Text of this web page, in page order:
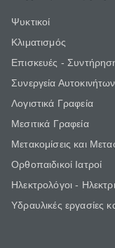
Ψυκτικοί
Κλιματισμός
Επισκευές -
Συνεργεία Αυτοκινήτων
Λογιστικά Γραφεία
Μεσιτικά Γραφεία
Μετακομίσεις και
Ορθοπαιδικοί Ιατροί
Ηλεκτρολόγοι -
Υδραυλικές εργασίες